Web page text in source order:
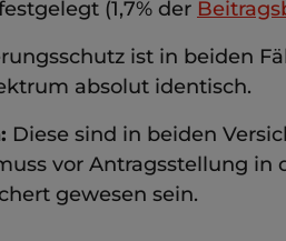
(1,7% der
ist in beiden
absolut identisch.
Diese sind in beiden
vor Antragsstellung in
gewesen sein.